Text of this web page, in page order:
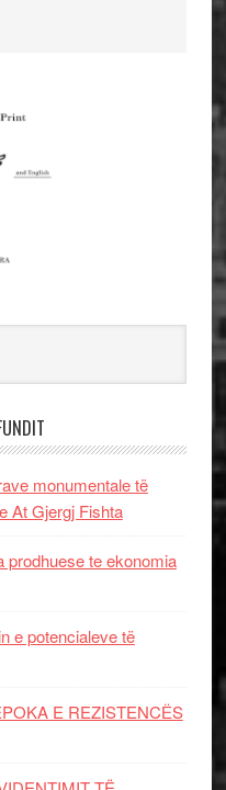
monumentale të
At Gjergj Fishta
prodhuese te ekonomia
e potencialeve të
E REZISTENCЁS